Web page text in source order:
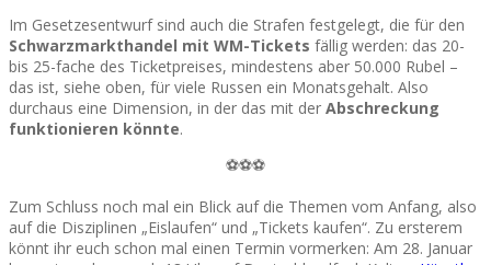
Im Gesetzesentwurf sind auch die Strafen festgelegt, die für den
Schwarzmarkthandel mit WM-Tickets fällig werden: das 20-
bis 25-fache des Ticketpreises, mindestens aber 50.000 Rubel –
das ist, siehe oben, für viele Russen ein Monatsgehalt. Also
durchaus eine Dimension, in der das mit der Abschreckung
funktionieren könnte.
⚽⚽⚽
Zum Schluss noch mal ein Blick auf die Themen vom Anfang, also
auf die Disziplinen „Eislaufen“ und „Tickets kaufen“. Zu ersterem
könnt ihr euch schon mal einen Termin vormerken: Am 28. Januar